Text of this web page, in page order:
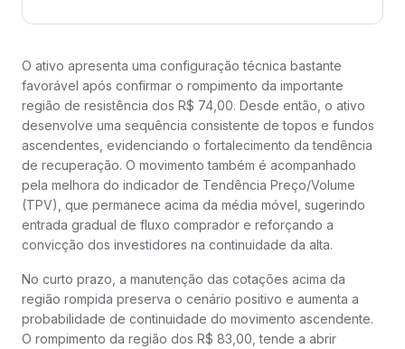
O ativo apresenta uma configuração técnica bastante
favorável após confirmar o rompimento da importante
região de resistência dos R$ 74,00. Desde então, o ativo
desenvolve uma sequência consistente de topos e fundos
ascendentes, evidenciando o fortalecimento da tendência
de recuperação. O movimento também é acompanhado
pela melhora do indicador de Tendência Preço/Volume
(TPV), que permanece acima da média móvel, sugerindo
entrada gradual de fluxo comprador e reforçando a
convicção dos investidores na continuidade da alta.
No curto prazo, a manutenção das cotações acima da
região rompida preserva o cenário positivo e aumenta a
probabilidade de continuidade do movimento ascendente.
O rompimento da região dos R$ 83,00, tende a abrir